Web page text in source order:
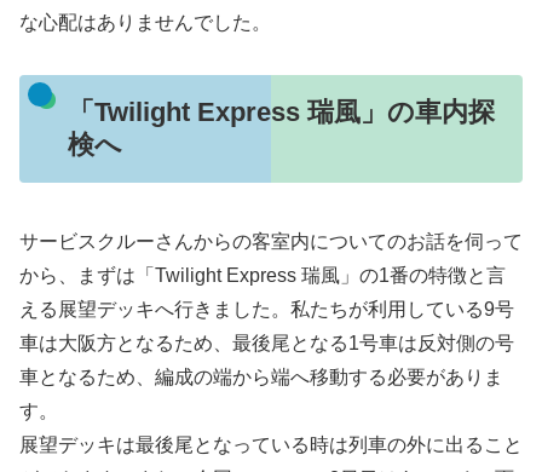
な心配はありませんでした。
「Twilight Express 瑞風」の車内探
検へ
サービスクルーさんからの客室内についてのお話を伺って
から、まずは「Twilight Express 瑞風」の1番の特徴と言
える展望デッキへ行きました。私たちが利用している9号
車は大阪方となるため、最後尾となる1号車は反対側の号
車となるため、編成の端から端へ移動する必要がありま
す。
展望デッキは最後尾となっている時は列車の外に出ること